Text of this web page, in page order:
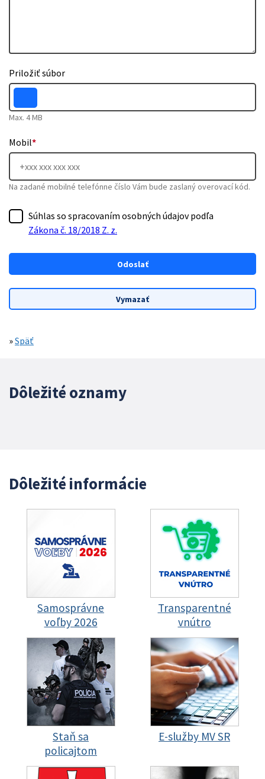
Priložiť súbor
Max. 4 MB
Mobil*
Na zadané mobilné telefónne číslo Vám bude zaslaný overovací kód.
Súhlas so spracovaním osobných údajov podľa
Zákona č. 18/2018 Z. z.
»Späť
Dôležité oznamy
Dôležité informácie
Samosprávne
voľby 2026
Transparentné
vnútro
Staň sa
policajtom
E-služby MV SR